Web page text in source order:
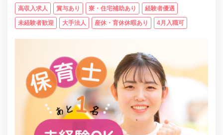
高収入求人 賞与あり 寮・住宅補助あり 経験者優遇
未経験者歓迎 大手法人 産休・育休休暇あり 4月入職可